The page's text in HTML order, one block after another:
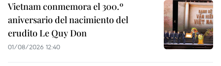
Vietnam conmemora el 300.º
aniversario del nacimiento del
erudito Le Quy Don
01/08/2026 12:40